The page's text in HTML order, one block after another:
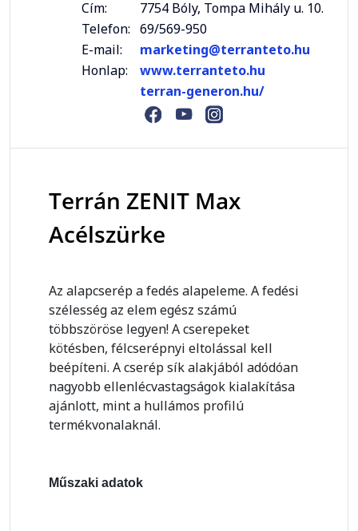
Cím:
7754 Bóly, Tompa Mihály u. 10.
Telefon: 69/569-950
E-mail:
marketing@terranteto.hu
Honlap:
www.terranteto.hu
terran-generon.hu/
Terrán ZENIT Max
Acélszürke
Az alapcserép a fedés alapeleme. A fedési
szélesség az elem egész számú
többszöröse legyen! A cserepeket
kötésben, félcserépnyi eltolással kell
beépíteni. A cserép sík alakjából adódóan
nagyobb ellenlécvastagságok kialakítása
ajánlott, mint a hullámos profilú
termékvonalaknál.
Műszaki adatok